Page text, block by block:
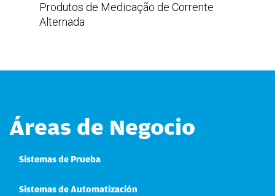
Produtos de Medicação de Corrente
Alternada
Áreas de Negocio
Sistemas de Prueba
Sistemas de Automatización